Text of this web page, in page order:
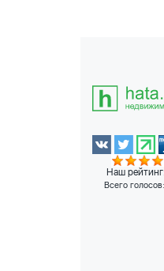
Наш
Всего голосов: